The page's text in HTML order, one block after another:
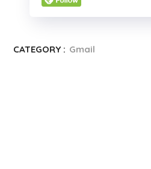
CATEGORY : Gmail